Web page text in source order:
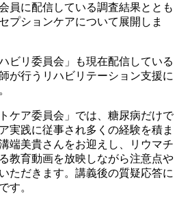
員に配信している調査結果ととも
プションケアについて展開しま
ビリ委員会」も現在配信している
が行うリハビリテーション支援に
ケア委員会」では、糖尿病だけで
実践に従事され多くの経験を積ま
端美貴さんをお迎えし、リウマチ
教育動画を放映しながら注意点や
ただきます。講義後の質疑応答に
す。